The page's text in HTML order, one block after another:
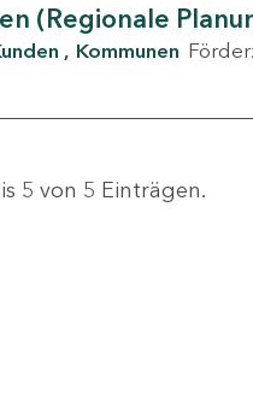
(Regionale
Kommunen
5 von 5 Einträgen.